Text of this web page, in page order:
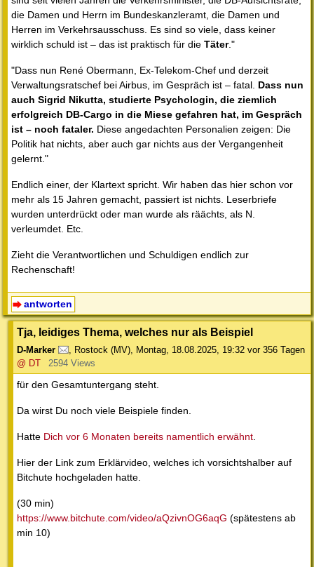
die Damen und Herrn im Bundeskanzleramt, die Damen und
Herren im Verkehrsausschuss. Es sind so viele, dass keiner
wirklich schuld ist – das ist praktisch für die Täter."
"Dass nun René Obermann, Ex-Telekom-Chef und derzeit
Verwaltungsratschef bei Airbus, im Gespräch ist – fatal. Dass nun
auch Sigrid Nikutta, studierte Psychologin, die ziemlich
erfolgreich DB-Cargo in die Miese gefahren hat, im Gespräch
ist – noch fataler. Diese angedachten Personalien zeigen: Die
Politik hat nichts, aber auch gar nichts aus der Vergangenheit
gelernt."
Endlich einer, der Klartext spricht. Wir haben das hier schon vor
mehr als 15 Jahren gemacht, passiert ist nichts. Leserbriefe
wurden unterdrückt oder man wurde als räächts, als N.
verleumdet. Etc.
Zieht die Verantwortlichen und Schuldigen endlich zur
Rechenschaft!
antworten
Tja, leidiges Thema, welches nur als Beispiel
D-Marker , Rostock (MV), Montag, 18.08.2025, 19:32 vor 356 Tagen
@ DT
2594 Views
für den Gesamtuntergang steht.
Da wirst Du noch viele Beispiele finden.
Hatte Dich vor 6 Monaten bereits namentlich erwähnt.
Hier der Link zum Erklärvideo, welches ich vorsichtshalber auf
Bitchute hochgeladen hatte.
(30 min)
https://www.bitchute.com/video/aQzivnOG6aqG (spätestens ab
min 10)